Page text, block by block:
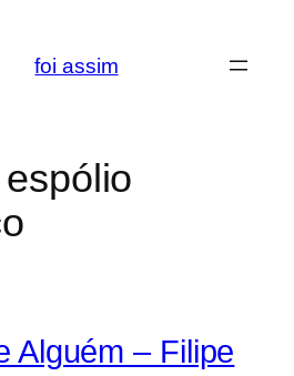
foi assim
espólio
Alguém – Filipe